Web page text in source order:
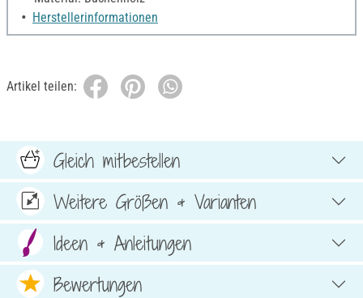
Herstellerinformationen
Artikel teilen:
Gleich mitbestellen
Weitere Größen & Varianten
Ideen & Anleitungen
Bewertungen